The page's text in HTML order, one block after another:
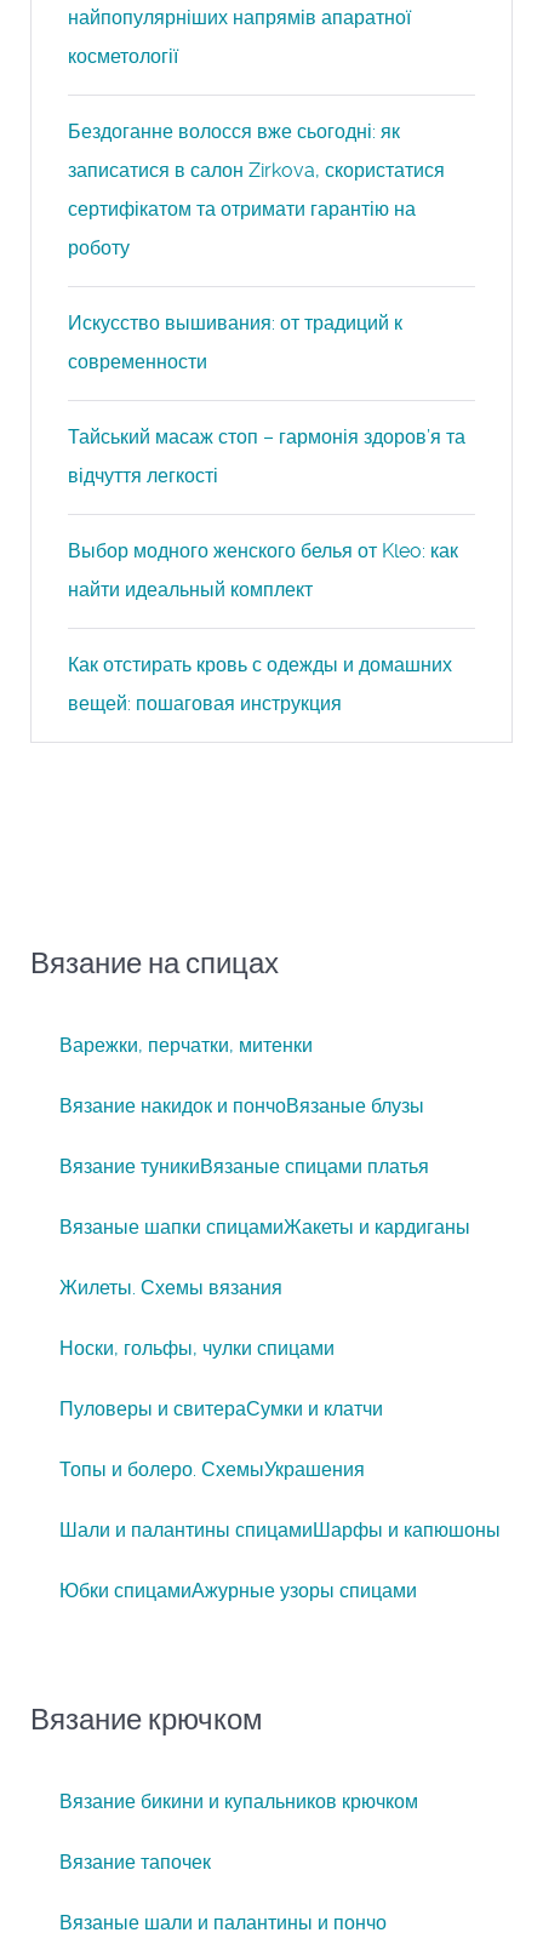
найпопулярніших напрямів апаратної
косметології
Бездоганне волосся вже сьогодні: як
записатися в салон Zirkova, скористатися
сертифікатом та отримати гарантію на
роботу
Искусство вышивания: от традиций к
современности
Тайський масаж стоп – гармонія здоров’я та
відчуття легкості
Выбор модного женского белья от Kleo: как
найти идеальный комплект
Как отстирать кровь с одежды и домашних
вещей: пошаговая инструкция
Вязание на спицах
Варежки, перчатки, митенки
Вязание накидок и пончоВязаные блузы
Вязание туникиВязаные спицами платья
Вязаные шапки спицамиЖакеты и кардиганы
Жилеты. Схемы вязания
Носки, гольфы, чулки спицами
Пуловеры и свитераСумки и клатчи
Топы и болеро. СхемыУкрашения
Шали и палантины спицамиШарфы и капюшоны
Юбки спицамиАжурные узоры спицами
Вязание крючком
Вязание бикини и купальников крючком
Вязание тапочек
Вязаные шали и палантины и пончо